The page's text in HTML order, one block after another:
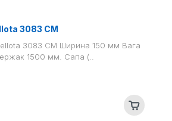
3083 CM
3083 CM Ширина 150 мм Вага
1500 мм. Сапа (..